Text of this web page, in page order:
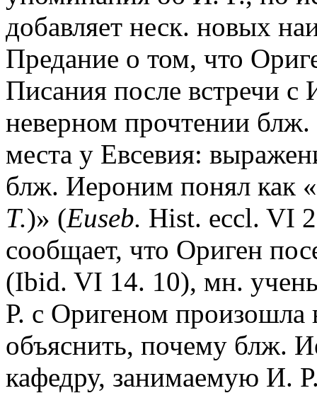
добавляет неск. новых
Предание о том, что
Писания после встречи
неверном прочтении
места у Евсевия:
блж. Иероним понял как
Т.)» (Euseb. Hist. eccl. VI
сообщает, что Ориген
(Ibid. VI 14. 10), мн.
Р. с Оригеном произошла
объяснить, почему блж.
кафедру, занимаемую И.